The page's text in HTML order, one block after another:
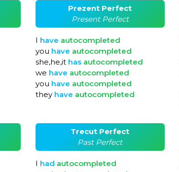
Prezent Perfect
Present Perfect
I have autocompleted
you have autocompleted
she,he,it has autocompleted
we have autocompleted
you have autocompleted
they have autocompleted
Trecut Perfect
Past Perfect
I had autocompleted